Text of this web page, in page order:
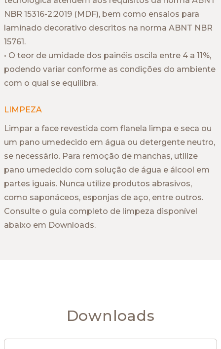
NBR 15316-2:2019 (MDF), bem como ensaios para
laminado decorativo descritos na norma ABNT NBR
15761.
• O teor de umidade dos painéis oscila entre 4 a 11%,
podendo variar conforme as condições do ambiente
com o qual se equilibra.
LIMPEZA
Limpar a face revestida com flanela limpa e seca ou
um pano umedecido em água ou detergente neutro,
se necessário. Para remoção de manchas, utilize
pano umedecido com solução de água e álcool em
partes iguais. Nunca utilize produtos abrasivos,
como saponáceos, esponjas de aço, entre outros.
Consulte o guia completo de limpeza disponível
abaixo em Downloads.
Downloads